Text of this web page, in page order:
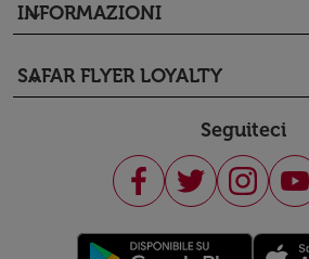
INFORMAZIONI
keyboard_arrow_down
SAFAR FLYER LOYALTY
keyboard_arrow_down
Seguiteci